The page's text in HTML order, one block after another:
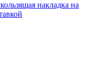
накладка на